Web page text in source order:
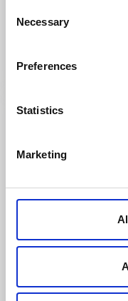
Selection
Necessary
Preferences
Statistics
Marketing
★★★
Läs mer
Ribbingsfors